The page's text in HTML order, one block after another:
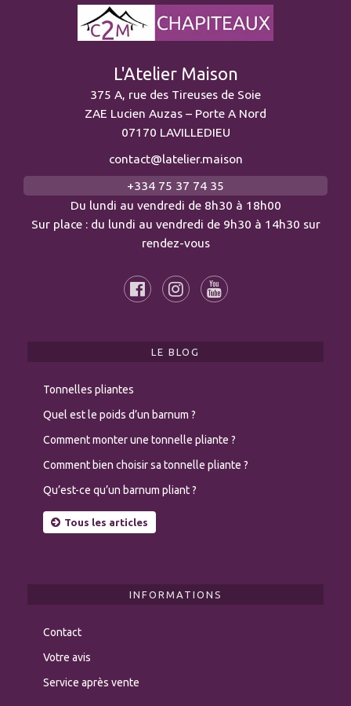
L'Atelier Maison
375 A, rue des Tireuses de Soie
ZAE Lucien Auzas – Porte A Nord
07170 LAVILLEDIEU
contact@latelier.maison
+334 75 37 74 35
Du lundi au vendredi de 8h30 à 18h00
Sur place : du lundi au vendredi de 9h30 à 14h30 sur
rendez-vous
LE BLOG
Tonnelles pliantes
Quel est le poids d’un barnum ?
Comment monter une tonnelle pliante ?
Comment bien choisir sa tonnelle pliante ?
Qu’est-ce qu’un barnum pliant ?
Tous les articles
INFORMATIONS
Contact
Votre avis
Service après vente